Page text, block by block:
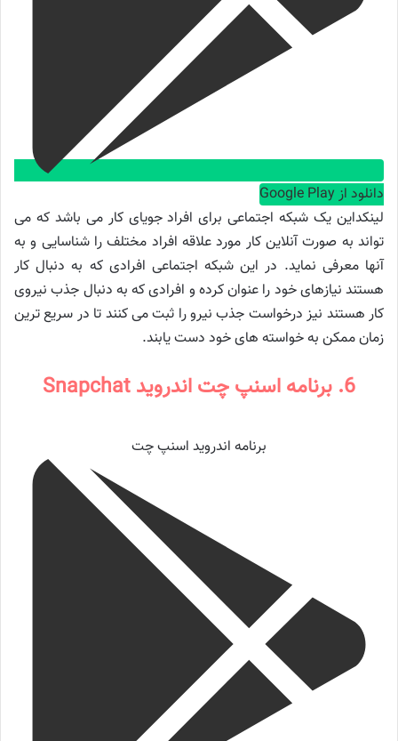
دانلود از Google Play
لینکداین یک شبکه اجتماعی برای افراد جویای کار می باشد که می
تواند به صورت آنلاین کار مورد علاقه افراد مختلف را شناسایی و به
آنها معرفی نماید. در این شبکه اجتماعی افرادی که به دنبال کار
هستند نیازهای خود را عنوان کرده و افرادی که به دنبال جذب نیروی
کار هستند نیز درخواست جذب نیرو را ثبت می کنند تا در سریع ترین
زمان ممکن به خواسته های خود دست یابند.
6. برنامه اسنپ چت اندروید Snapchat
برنامه اندروید اسنپ چت